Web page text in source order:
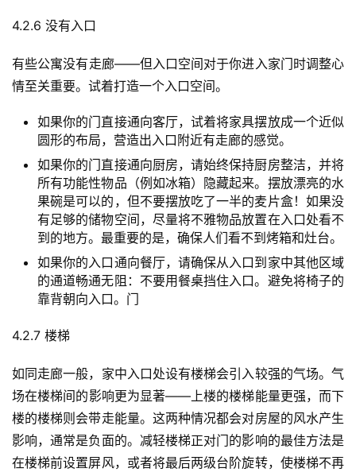
件
用
务
目
示
开
代
常
用
链
4.2.6 没有入口
有些公寓没有走廊——但入口空间对于你进入家门时调整心
情至关重要。试着打造一个入口空间。
如果你的门直接通向客厅，试着将家具摆放成一个近似
圆形的布局，营造出入口附近有走廊的感觉。
如果你的门直接通向厨房，请始终保持厨房整洁，并将
所有功能性物品（例如冰箱）隐藏起来。摆放漂亮的水
果碗是可以的，但不要摆放吃了一半的麦片盒！如果没
有足够的储物空间，尽量将不雅物品放置在入口处看不
到的地方。最重要的是，确保人们看不到烤箱和灶台。
如果你的入口通向餐厅，请确保从入口到家中其他区域
的通道畅通无阻：不要用餐桌挡住入口。避免将椅子的
靠背朝向入口。门
4.2.7 楼梯
如同走廊一般，家中入口处设有楼梯会引入较强的气场。气
场在楼梯间的影响更为显著——上楼的楼梯能量更强，而下
楼的楼梯则会带走能量。这两种情况都会对房屋的风水产生
影响，通常是负面的。减轻楼梯正对门的影响的最佳方法是
在楼梯前设置屏风，或者将最后两级台阶旋转，使楼梯不再